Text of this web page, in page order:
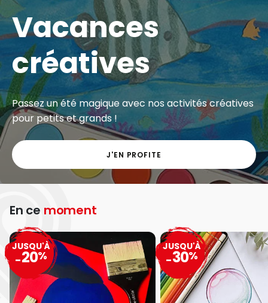
Vacances
créatives
Passez un été magique avec nos activités créatives
pour petits et grands !
J'EN PROFITE
En ce moment
JUSQU'À
-20%
JUSQU'À
-30%